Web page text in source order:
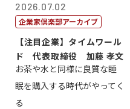
2026.07.02
企業家倶楽部アーカイブ
【注目企業】タイムワール
ド 代表取締役 加藤 孝文
お茶や水と同様に良質な睡
眠を購入する時代がやってく
る